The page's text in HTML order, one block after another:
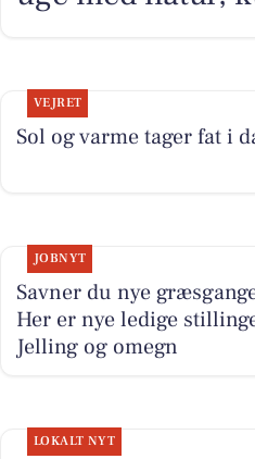
VEJRET
Sol og varme tager fat i
JOBNYT
Savner du nye
Her er nye ledige
Jelling og omegn
LOKALT NYT